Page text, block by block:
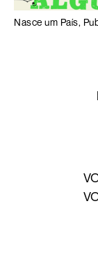
Nasce um País,